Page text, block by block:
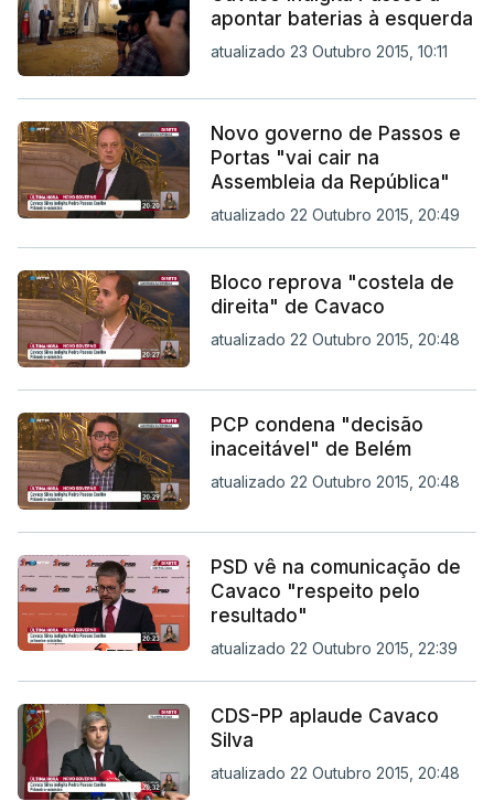
apontar baterias à esquerda
atualizado 23 Outubro 2015, 10:11
Novo governo de Passos e
Portas "vai cair na
Assembleia da República"
atualizado 22 Outubro 2015, 20:49
Bloco reprova "costela de
direita" de Cavaco
atualizado 22 Outubro 2015, 20:48
PCP condena "decisão
inaceitável" de Belém
atualizado 22 Outubro 2015, 20:48
PSD vê na comunicação de
Cavaco "respeito pelo
resultado"
atualizado 22 Outubro 2015, 22:39
CDS-PP aplaude Cavaco
Silva
atualizado 22 Outubro 2015, 20:48